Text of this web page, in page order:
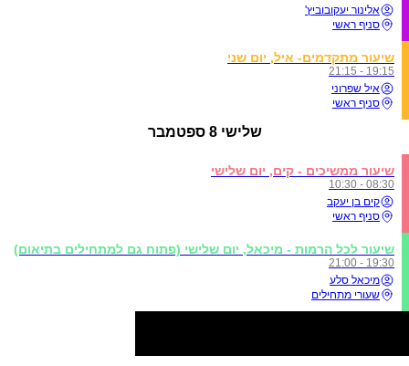
אלינור יעקובוביץ'
סניף ראשי
שיעור מתקדמים- איל, יום שני
19:15 - 21:15
איל שפרוני
סניף ראשי
שלישי 8 ספטמבר
שיעור ממשיכים - קים, יום שלישי
08:30 - 10:30
קים בן יעקב
סניף ראשי
שיעור לכל הרמות - מיכאל, יום שלישי (פתוח גם למתחילים בתיאום)
19:30 - 21:00
מיכאל סלע
שעורי מתחילים